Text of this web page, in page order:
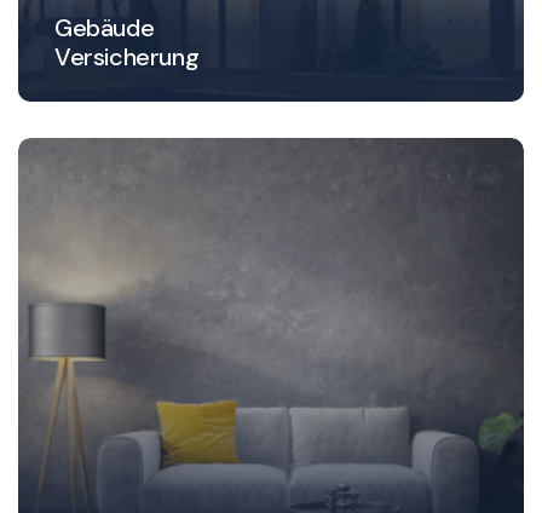
Gebäude
Versicherung